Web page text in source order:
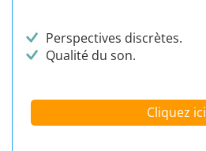
Perspectives discrètes.
Qualité du son.
Cliquez ici